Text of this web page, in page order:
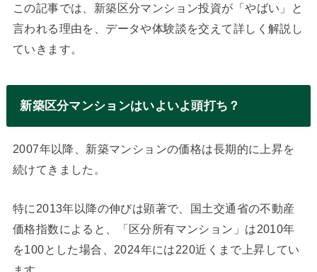
この記事では、新築区分マンション投資が「やばい」と
言われる理由を、データや体験談を交えて詳しく解説し
ていきます。
新築区分マンションはいよいよ頭打ち？
2007年以降、新築マンションの価格は長期的に上昇を
続けてきました。
特に2013年以降の伸びは顕著で、国土交通省の不動産
価格指数によると、「区分所有マンション」は2010年
を100とした場合、2024年には220近くまで上昇してい